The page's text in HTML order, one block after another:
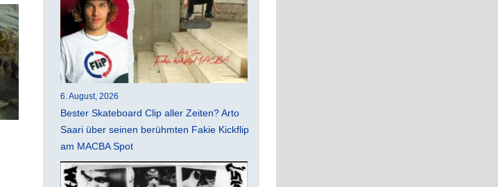
6. August, 2026
Bester Skateboard Clip aller Zeiten? Arto
Saari über seinen berühmten Fakie Kickflip
am MACBA Spot